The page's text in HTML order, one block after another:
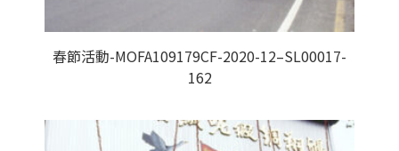
春節活動-MOFA109179CF-2020-12–SL00017-
162